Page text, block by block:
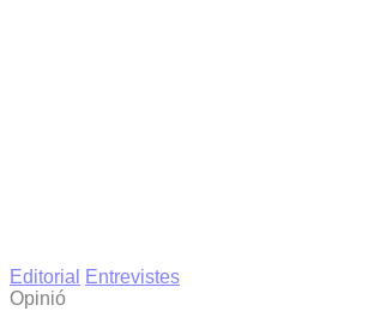
Editorial
Entrevistes
Opinió